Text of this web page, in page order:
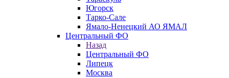
Югорск
Тарко-Сале
Ямало-Ненецкий АО ЯМАЛ
Центральный ФО
Назад
Центральный ФО
Липецк
Москва